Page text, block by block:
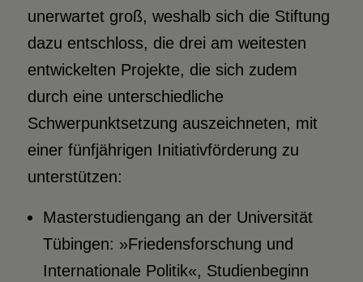
unerwartet groß, weshalb sich die Stiftung
dazu entschloss, die drei am weitesten
entwickelten Projekte, die sich zudem
durch eine unterschiedliche
Schwerpunktsetzung auszeichneten, mit
einer fünfjährigen Initiativförderung zu
unterstützen:
Masterstudiengang an der Universität
Tübingen: »Friedensforschung und
Internationale Politik«, Studienbeginn